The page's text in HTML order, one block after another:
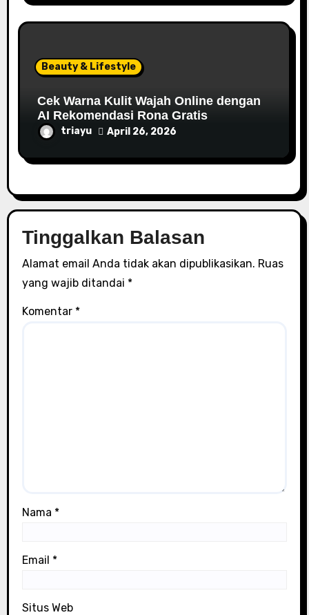
Beauty & Lifestyle
Cek Warna Kulit Wajah Online dengan
AI Rekomendasi Rona Gratis
triayu April 26, 2026
Tinggalkan Balasan
Alamat email Anda tidak akan dipublikasikan. Ruas
yang wajib ditandai *
Komentar *
Nama *
Email *
Situs Web